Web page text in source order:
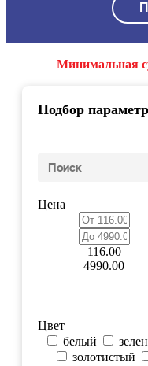
Минимальная
Подбор
Цена
116.00
4990.00
Цвет
белый
золотистый